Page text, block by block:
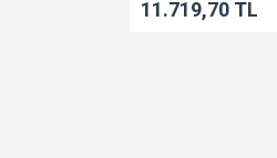
11.719,70 TL